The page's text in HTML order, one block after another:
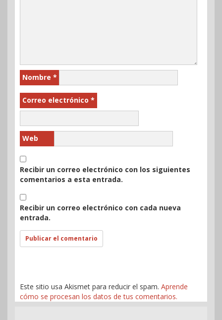
Nombre *
Correo electrónico *
Web
Recibir un correo electrónico con los siguientes
comentarios a esta entrada.
Recibir un correo electrónico con cada nueva
entrada.
Este sitio usa Akismet para reducir el spam. Aprende
cómo se procesan los datos de tus comentarios.